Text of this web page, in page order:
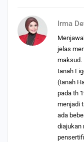
Irma
jelas
maksud.
tanah
(tanah
pada th
menjadi
ada
diajukan